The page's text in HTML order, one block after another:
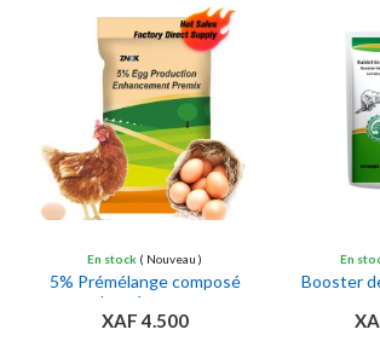
Ajouter au panier
En stock ( Nouveau )
5% Prémélange composé
de pré-ponte
XAF 4.500
En
Booster